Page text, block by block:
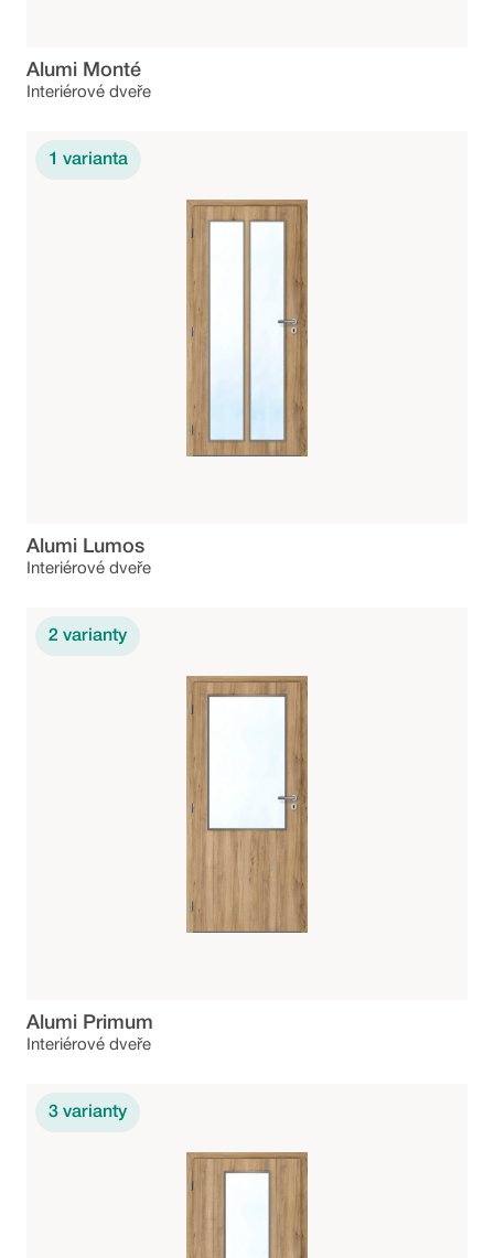
Alumi Monté
Interiérové dveře
Alumi Lumos
Interiérové dveře
1 varianta
Alumi Primum
Interiérové dveře
2 varianty
3 varianty